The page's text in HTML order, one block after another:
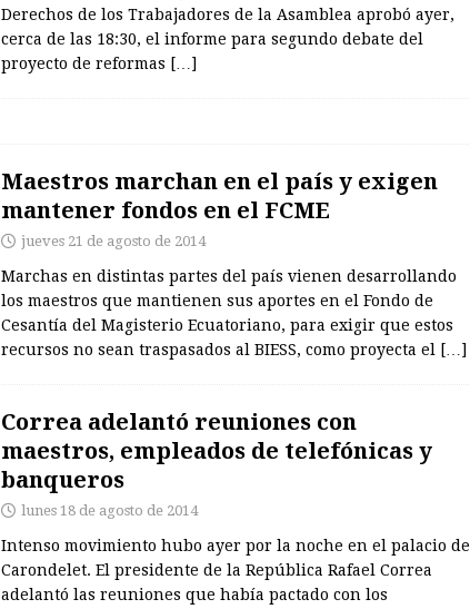
Derechos de los Trabajadores de la Asamblea aprobó ayer,
cerca de las 18:30, el informe para segundo debate del
proyecto de reformas […]
Maestros marchan en el país y exigen
mantener fondos en el FCME
jueves 21 de agosto de 2014
Marchas en distintas partes del país vienen desarrollando
los maestros que mantienen sus aportes en el Fondo de
Cesantía del Magisterio Ecuatoriano, para exigir que estos
recursos no sean traspasados al BIESS, como proyecta el
[…]
Correa adelantó reuniones con
maestros, empleados de telefónicas y
banqueros
lunes 18 de agosto de 2014
Intenso movimiento hubo ayer por la noche en el palacio de
Carondelet. El presidente de la República Rafael Correa
adelantó las reuniones que había pactado con los